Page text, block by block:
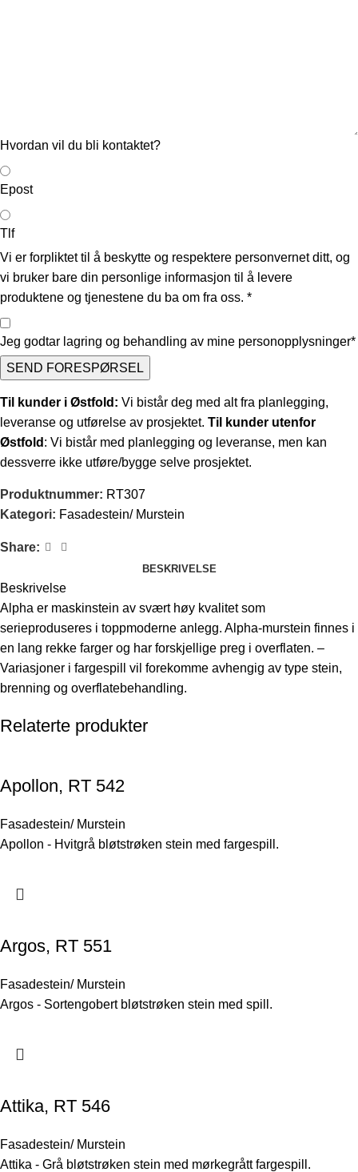
Hvordan vil du bli kontaktet?
Epost
Tlf
Vi er forpliktet til å beskytte og respektere personvernet ditt, og
vi bruker bare din personlige informasjon til å levere
produktene og tjenestene du ba om fra oss. *
Jeg godtar lagring og behandling av mine personopplysninger*
SEND FORESPØRSEL
Til kunder i Østfold: Vi bistår deg med alt fra planlegging,
leveranse og utførelse av prosjektet. Til kunder utenfor
Østfold : Vi bistår med planlegging og leveranse, men kan
dessverre ikke utføre/bygge selve prosjektet.
Produktnummer: RT307
Kategori: Fasadestein/ Murstein
Share:
BESKRIVELSE
Beskrivelse
Alpha er maskinstein av svært høy kvalitet som
serieproduseres i toppmoderne anlegg. Alpha-murstein finnes i
en lang rekke farger og har forskjellige preg i overflaten. –
Variasjoner i fargespill vil forekomme avhengig av type stein,
brenning og overflatebehandling.
Relaterte produkter
Apollon, RT 542
Fasadestein/ Murstein
Apollon - Hvitgrå bløtstrøken stein med fargespill.
Argos, RT 551
Fasadestein/ Murstein
Argos - Sortengobert bløtstrøken stein med spill.
Attika, RT 546
Fasadestein/ Murstein
Attika - Grå bløtstrøken stein med mørkegrått fargespill.